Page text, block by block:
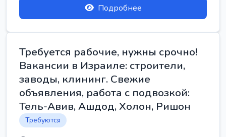
Подробнее
Требуется рабочие, нужны срочно!
Вакансии в Израиле: строители,
заводы, клининг. Свежие
объявления, работа с подвозкой:
Тель-Авив, Ашдод, Холон, Ришон
Требуются